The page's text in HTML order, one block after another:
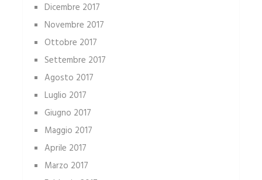
Dicembre 2017
Novembre 2017
Ottobre 2017
Settembre 2017
Agosto 2017
Luglio 2017
Giugno 2017
Maggio 2017
Aprile 2017
Marzo 2017